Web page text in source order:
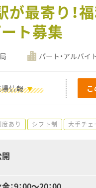
が最寄り
ト募集
パート・アルバイ
情報
あり シフト制 大手チェ